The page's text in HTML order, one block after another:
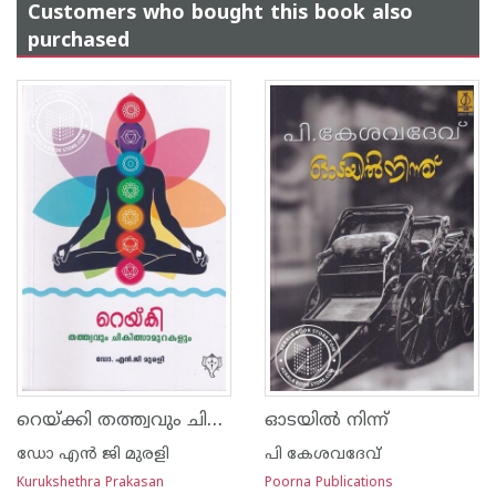
Customers who bought this book also
purchased
റെയ്ക്കി തത്ത്വവും ചികിത്സാമുറകളും
ഡോ എ‌ന്‍ ജി മുരളി
Kurukshethra Prakasan
ഓടയില്‍ നിന്ന്
പി കേശവദേവ്‌
Poorna Publications